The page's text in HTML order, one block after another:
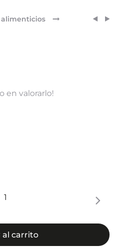
en valorarlo!
al carrito